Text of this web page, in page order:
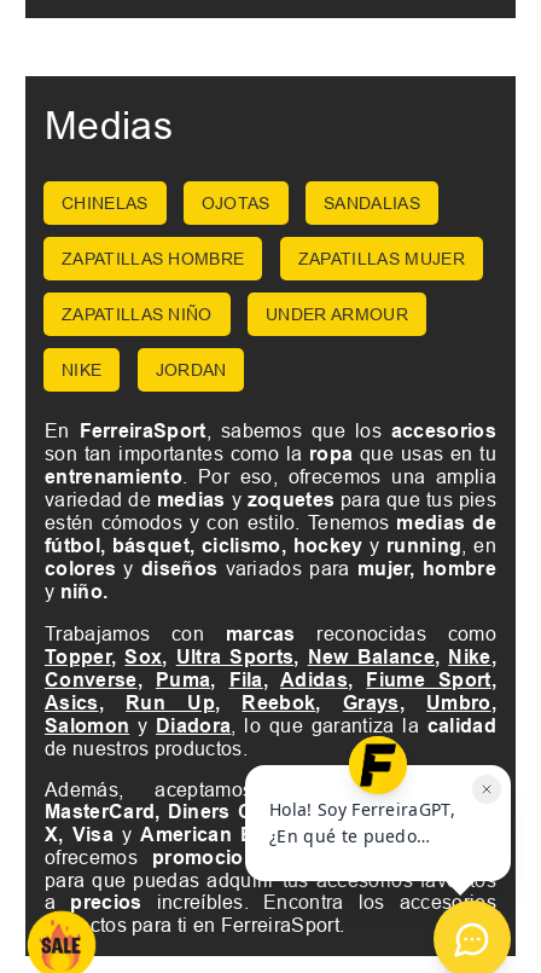
Medias
CHINELAS OJOTAS SANDALIAS
ZAPATILLAS HOMBRE ZAPATILLAS MUJER
ZAPATILLAS NIÑO UNDER ARMOUR
NIKE JORDAN
En FerreiraSport , sabemos que los accesorios
son tan importantes como la ropaque usas en tu
entrenamiento . Por eso, ofrecemos una amplia
variedad de medias y zoquetes para que tus pies
estén cómodos y con estilo. Tenemos medias de
fútbol, básquet, ciclismo, hockeyy running , en
coloresydiseños variados para mujer, hombre
y niño.
Trabajamos con marcas reconocidas como
Topper,Sox, Ultra Sports, New Balance, Nike,
Converse, Puma, Fila,Adidas, Fiume Sport,
Asics, Run Up, Reebok, Grays, Umbro,
Salomon y Diadora , lo que garantiza la calidad
de nuestros productos.
Además, aceptamos tarjetas de crédito
MasterCard, Diners Club International, Naranja
X, Visa yAmerican Express, así como también
ofrecemos promociones
para que puedas adquirir tus accesorios favoritos
a precios
increíbles. Encontra los accesorios
perfectos para ti en FerreiraSport.